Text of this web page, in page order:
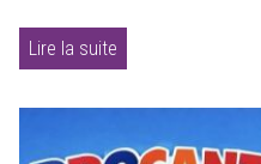
Lire la suite